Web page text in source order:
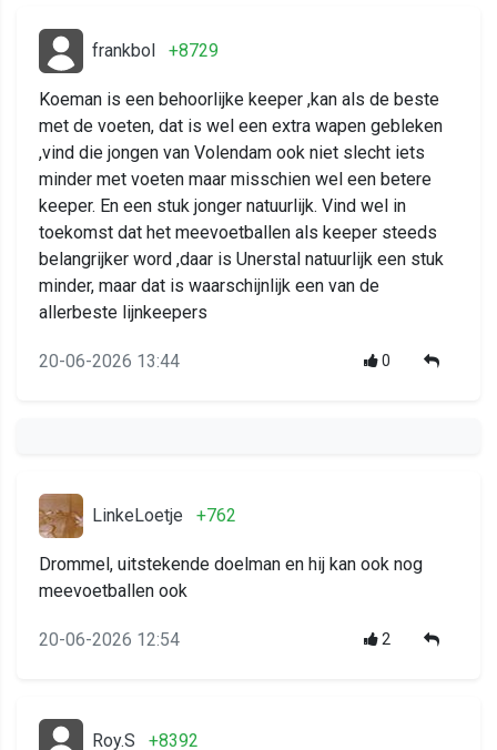
frankbol +8729
Koeman is een behoorlijke keeper ,kan als de beste
met de voeten, dat is wel een extra wapen gebleken
,vind die jongen van Volendam ook niet slecht iets
minder met voeten maar misschien wel een betere
keeper. En een stuk jonger natuurlijk. Vind wel in
toekomst dat het meevoetballen als keeper steeds
belangrijker word ,daar is Unerstal natuurlijk een stuk
minder, maar dat is waarschijnlijk een van de
allerbeste lijnkeepers
20-06-2026 13:44 0
LinkeLoetje +762
Drommel, uitstekende doelman en hij kan ook nog
meevoetballen ook
20-06-2026 12:54 2
Roy.S +8392